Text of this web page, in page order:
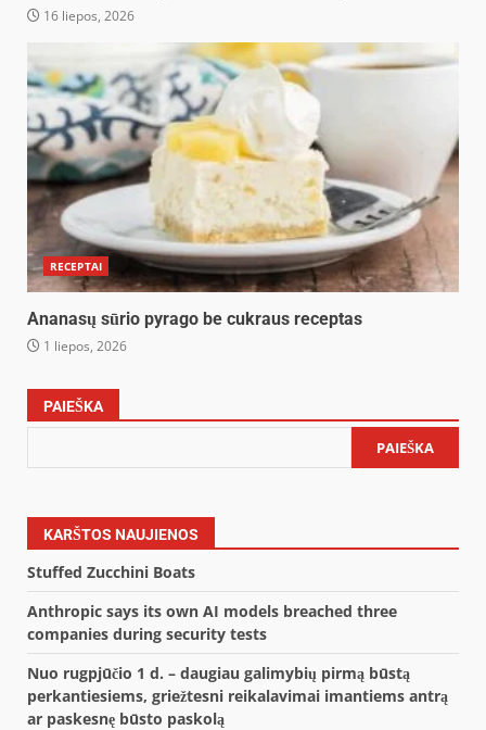
16 liepos, 2026
RECEPTAI
Ananasų sūrio pyrago be cukraus receptas
1 liepos, 2026
PAIEŠKA
PAIEŠKA
KARŠTOS NAUJIENOS
Stuffed Zucchini Boats
Anthropic says its own AI models breached three
companies during security tests
Nuo rugpjūčio 1 d. – daugiau galimybių pirmą būstą
perkantiesiems, griežtesni reikalavimai imantiems antrą
ar paskesnę būsto paskolą